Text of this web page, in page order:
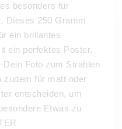
besonders für
Dieses 250 Gramm
ein brillantes
ein perfektes Poster.
Foto zum Strahlen
zudem für matt oder
entscheiden, um
Etwas zu